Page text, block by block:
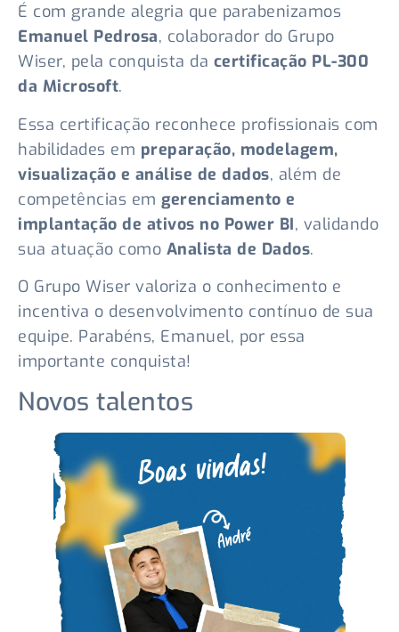
É com grande alegria que parabenizamos
Emanuel Pedrosa, colaborador do Grupo
Wiser, pela conquista da certificação PL-300
da Microsoft.
Essa certificação reconhece profissionais com
habilidades em preparação, modelagem,
visualização e análise de dados, além de
competências em gerenciamento e
implantação de ativos no Power BI, validando
sua atuação como Analista de Dados.
O Grupo Wiser valoriza o conhecimento e
incentiva o desenvolvimento contínuo de sua
equipe. Parabéns, Emanuel, por essa
importante conquista!
Novos talentos